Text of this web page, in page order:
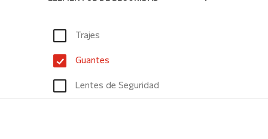
Trajes
Guantes
Lentes de Seguridad